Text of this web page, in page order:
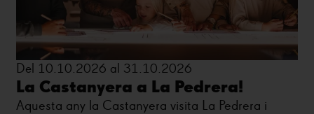
Del 10.10.2026 al 31.10.2026
La Castanyera a La Pedrera!
Aquesta any la Castanyera visita La Pedrera i